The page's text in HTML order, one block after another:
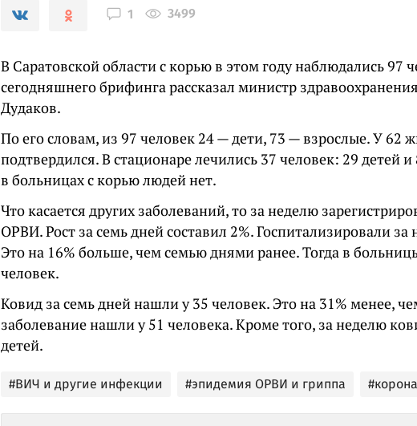
1 3499
В Саратовской области с корью в этом году наблюдались 97
сегодняшнего брифинга рассказал министр
Дудаков.
По его словам, из 97 человек 24 — дети, 73 — взрослые. У 62
подтвердился. В стационаре лечились 37 человек: 29 детей
в больницах с корью людей нет.
Что касается других заболеваний, то за неделю
ОРВИ. Рост за семь дней составил 2%. Госпитализировали за
Это на 16% больше, чем семью днями ранее. Тогда в
человек.
Ковид за семь дней нашли у 35 человек. Это на 31% менее,
заболевание нашли у 51 человека. Кроме того, за неделю
детей.
#ВИЧ и другие инфекции #эпидемия ОРВИ и гриппа